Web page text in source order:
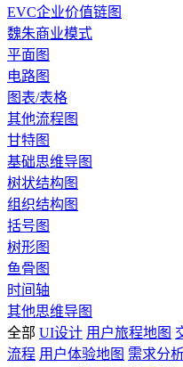
EVC企业价值链图
魏朱商业模式
平面图
电路图
图表/表格
其他流程图
甘特图
基础思维导图
树状结构图
组织结构图
括号图
树形图
鱼骨图
时间轴
其他思维导图
全部 UI设计 用户旅程地图
流程 用户体验地图 需求分